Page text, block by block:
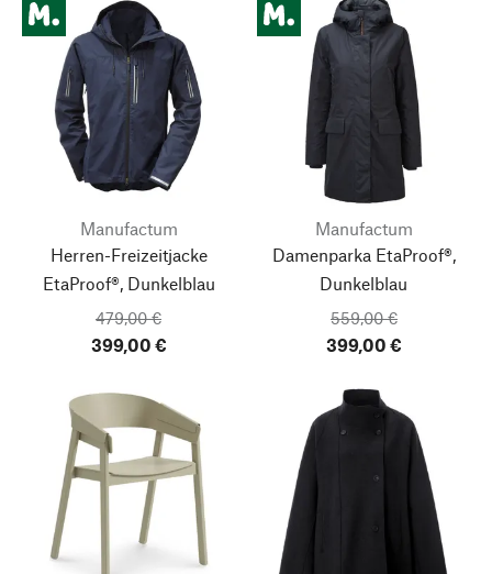
Manufactum
Herren-Freizeitjacke
EtaProof®, Dunkelblau
479,00 €
399,00 €
Manufactum
Damenparka EtaProof®,
Dunkelblau
559,00 €
399,00 €